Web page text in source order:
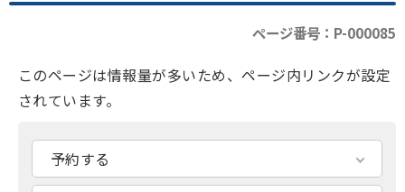
ページ番号：P-000085
このページは情報量が多いため、ページ内リンクが設定
されています。
予約する